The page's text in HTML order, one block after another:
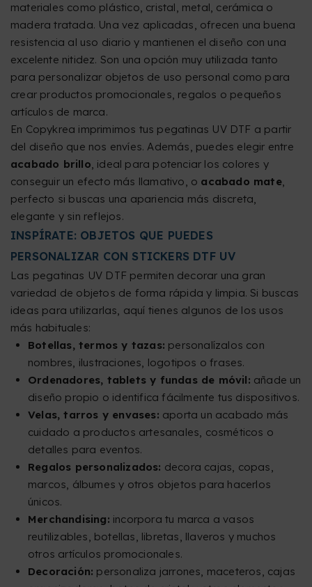
materiales como plástico, cristal, metal, cerámica o
madera tratada. Una vez aplicadas, ofrecen una buena
resistencia al uso diario y mantienen el diseño con una
excelente nitidez. Son una opción muy utilizada tanto
para personalizar objetos de uso personal como para
crear productos promocionales, regalos o pequeños
artículos de marca.
En Copykrea imprimimos tus pegatinas UV DTF a partir
del diseño que nos envíes. Además, puedes elegir entre
acabado brillo, ideal para potenciar los colores y
conseguir un efecto más llamativo, o acabado mate,
perfecto si buscas una apariencia más discreta,
elegante y sin reflejos.
INSPÍRATE: OBJETOS QUE PUEDES
PERSONALIZAR CON STICKERS DTF UV
Las pegatinas UV DTF permiten decorar una gran
variedad de objetos de forma rápida y limpia. Si buscas
ideas para utilizarlas, aquí tienes algunos de los usos
más habituales:
Botellas, termos y tazas: personalízalos con
nombres, ilustraciones, logotipos o frases.
Ordenadores, tablets y fundas de móvil: añade un
diseño propio o identifica fácilmente tus dispositivos.
Velas, tarros y envases: aporta un acabado más
cuidado a productos artesanales, cosméticos o
detalles para eventos.
Regalos personalizados: decora cajas, copas,
marcos, álbumes y otros objetos para hacerlos
únicos.
Merchandising: incorpora tu marca a vasos
reutilizables, botellas, libretas, llaveros y muchos
otros artículos promocionales.
Decoración: personaliza jarrones, maceteros, cajas